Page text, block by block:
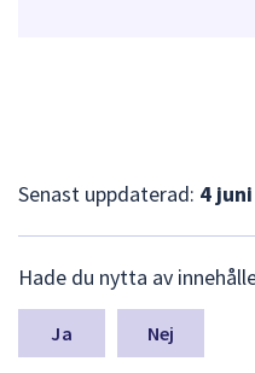
Senast uppdaterad: 4
ä
m
a
Hade du nytta av
Nej